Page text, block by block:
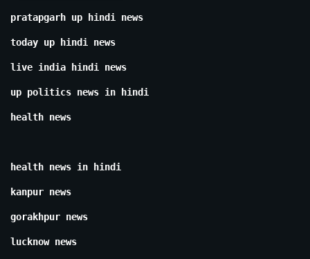
pratapgarh up hindi news
today up hindi news
live india hindi news
up politics news in hindi
health news
health news in hindi
kanpur news
gorakhpur news
lucknow news